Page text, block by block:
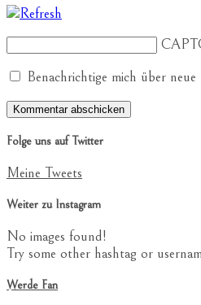
Benachrichtige mich über
Folge uns auf Twitter
Meine Tweets
Weiter zu Instagram
No images found!
Try some other hashtag or
Werde Fan